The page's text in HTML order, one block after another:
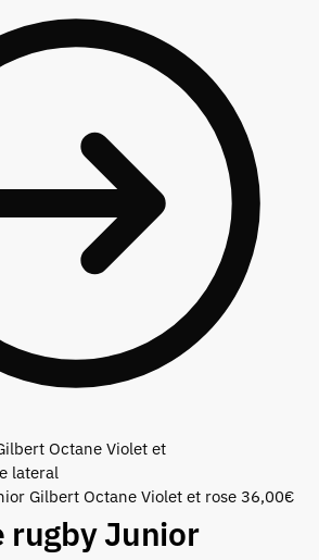
Gilbert Octane Violet et rose 36,00€
rugby Junior